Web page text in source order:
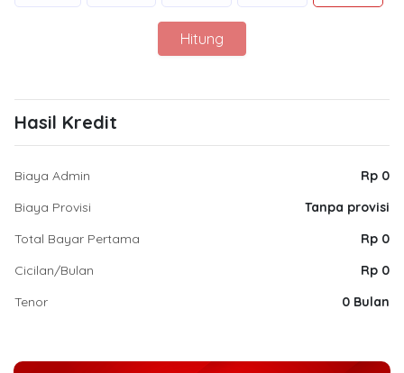
Hitung
Hasil Kredit
Biaya Admin
Rp 0
Biaya Provisi
Tanpa provisi
Total Bayar Pertama
Rp 0
Cicilan/Bulan
Rp 0
Tenor
0 Bulan